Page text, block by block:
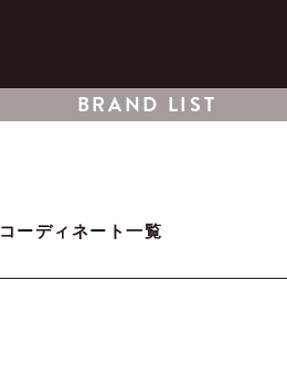
BRAND LIST
コーディネート一覧